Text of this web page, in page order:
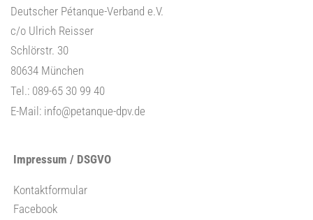
Deutscher Pétanque-Verband e.V.
c/o Ulrich Reisser
Schlörstr. 30
80634 München
Tel.: 089-65 30 99 40
E-Mail: info@petanque-dpv.de
Impressum / DSGVO
Kontaktformular
Facebook